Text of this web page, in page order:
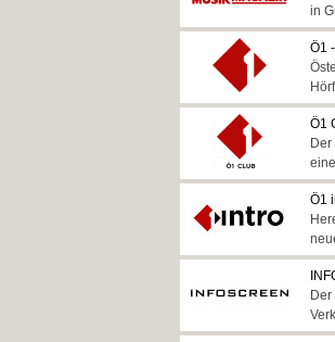
in
Ö1
Ö1
Ö1